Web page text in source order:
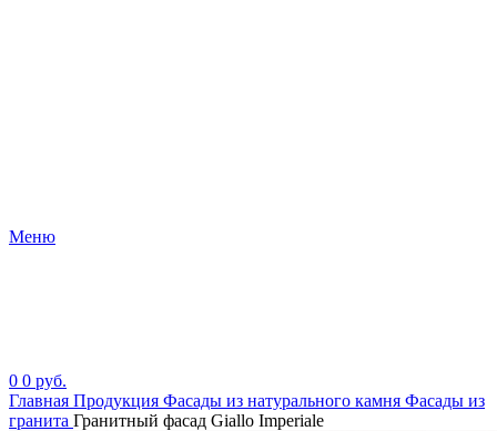
Меню
0 0 руб.
Главная Продукция Фасады из натурального камня Фасады из
гранита Гранитный фасад Giallo Imperiale